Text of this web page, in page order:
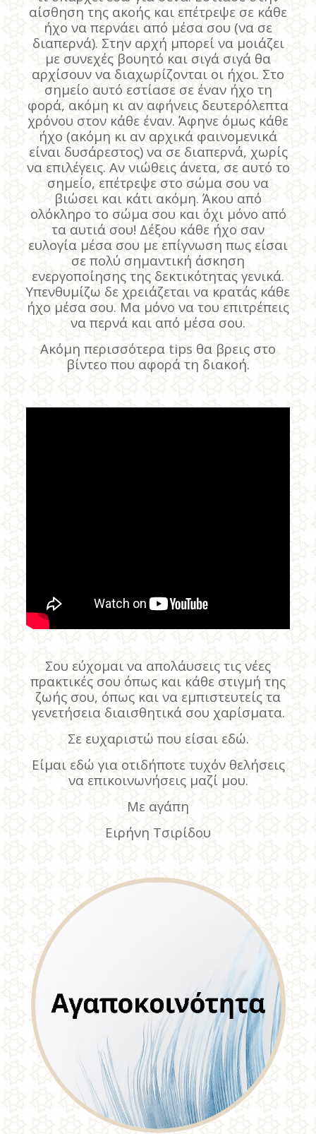
αίσθηση της ακοής και επέτρεψε σε κάθε
ήχο να περνάει από μέσα σου (να σε
διαπερνά). Στην αρχή μπορεί να μοιάζει
με συνεχές βουητό και σιγά σιγά θα
αρχίσουν να διαχωρίζονται οι ήχοι. Στο
σημείο αυτό εστίασε σε έναν ήχο τη
φορά, ακόμη κι αν αφήνεις δευτερόλεπτα
χρόνου στον κάθε έναν. Άφηνε όμως κάθε
ήχο (ακόμη κι αν αρχικά φαινομενικά
είναι δυσάρεστος) να σε διαπερνά, χωρίς
να επιλέγεις. Αν νιώθεις άνετα, σε αυτό το
σημείο, επέτρεψε στο σώμα σου να
βιώσει και κάτι ακόμη. Άκου από
ολόκληρο το σώμα σου και όχι μόνο από
τα αυτιά σου! Δέξου κάθε ήχο σαν
ευλογία μέσα σου με επίγνωση πως είσαι
σε πολύ σημαντική άσκηση
ενεργοποίησης της δεκτικότητας γενικά.
Υπενθυμίζω δε χρειάζεται να κρατάς κάθε
ήχο μέσα σου. Μα μόνο να του επιτρέπεις
να περνά και από μέσα σου.
Ακόμη περισσότερα tips θα βρεις στο
βίντεο που αφορά τη διακοή.
Σου εύχομαι να απολάυσεις τις νέες
πρακτικές σου όπως και κάθε στιγμή της
ζωής σου, όπως και να εμπιστευτείς τα
γενετήσεια διαισθητικά σου χαρίσματα.
Σε ευχαριστώ που είσαι εδώ.
Είμαι εδώ για οτιδήποτε τυχόν θελήσεις
να επικοινωνήσεις μαζί μου.
Με αγάπη
Ειρήνη Τσιρίδου